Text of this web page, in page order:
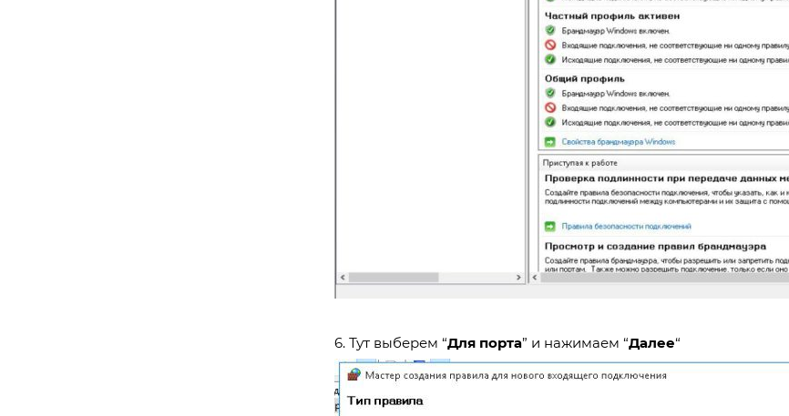
6. Тут выберем “Для порта” и нажимаем “Далее“